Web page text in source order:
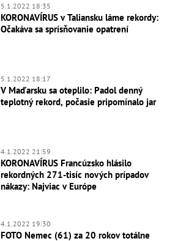
5.1.2022 18:35
KORONAVÍRUS v Taliansku láme rekordy:
Očakáva sa sprísňovanie opatrení
5.1.2022 18:17
V Maďarsku sa oteplilo: Padol denný
teplotný rekord, počasie pripomínalo jar
4.1.2022 21:59
KORONAVÍRUS Francúzsko hlásilo
rekordných 271-tisíc nových prípadov
nákazy: Najviac v Európe
4.1.2022 19:30
FOTO Nemec (61) za 20 rokov totálne